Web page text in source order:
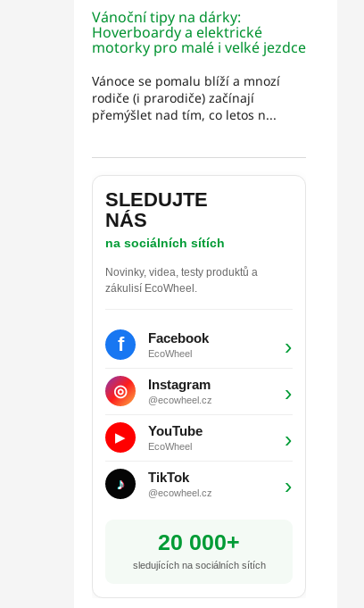
Vánoční tipy na dárky:
Hoverboardy a elektrické
motorky pro malé i velké jezdce
Vánoce se pomalu blíží a mnozí
rodiče (i prarodiče) začínají
přemýšlet nad tím, co letos n...
SLEDUJTE
NÁS
na sociálních sítích
Novinky, videa, testy produktů a
zákulisí EcoWheel.
f Facebook
EcoWheel ›
◎ Instagram
@ecowheel.cz ›
▶ YouTube
EcoWheel ›
♪ TikTok
@ecowheel.cz ›
20 000+
sledujících na sociálních sítích